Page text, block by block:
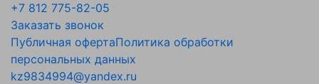
+7 812 775-82-05
Заказать звонок
Публичная офертаПолитика обработки
персональных данных
kz9834994@yandex.ru